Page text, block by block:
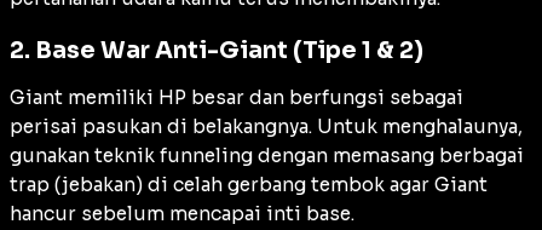
2. Base War Anti-Giant (Tipe 1 & 2)
Giant memiliki HP besar dan berfungsi sebagai
perisai pasukan di belakangnya. Untuk menghalaunya,
gunakan teknik funneling dengan memasang berbagai
trap (jebakan) di celah gerbang tembok agar Giant
hancur sebelum mencapai inti base.